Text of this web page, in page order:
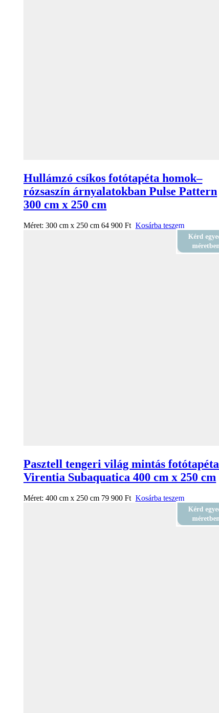
Hullámzó csíkos fotótapéta homok–
rózsaszín árnyalatokban Pulse Pattern
300 cm x 250 cm
Méret: 300 cm x 250 cm 64 900 Ft Kosárba teszem
Kérd
Pasztell tengeri világ mintás fotótapéta
Virentia Subaquatica 400 cm x 250 cm
Méret: 400 cm x 250 cm 79 900 Ft Kosárba teszem
Kérd